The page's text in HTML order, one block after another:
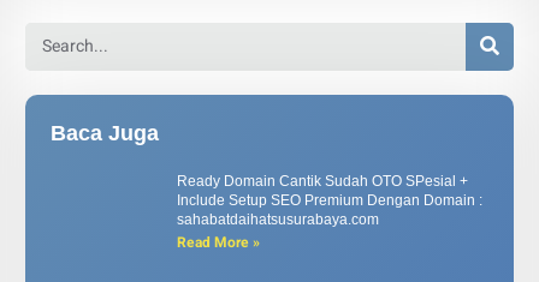
Baca Juga
Ready Domain Cantik Sudah OTO SPesial +
Include Setup SEO Premium Dengan Domain :
sahabatdaihatsusurabaya.com
Read More »